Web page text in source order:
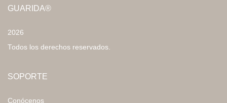
GUARIDA®
2026
Todos los derechos reservados.
SOPORTE
Conócenos